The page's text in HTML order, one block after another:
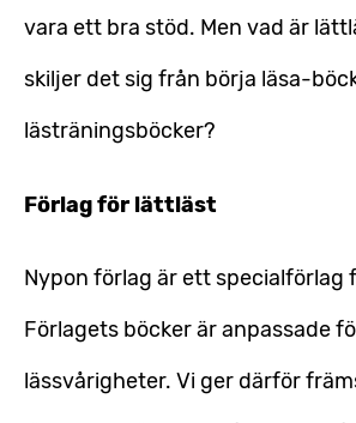
vara ett bra stöd. Men vad är
skiljer det sig från börja läsa-
lästräningsböcker?
Förlag för lättläst
Nypon förlag är ett specialförlag
Förlagets böcker är anpassade
lässvårigheter. Vi ger därför